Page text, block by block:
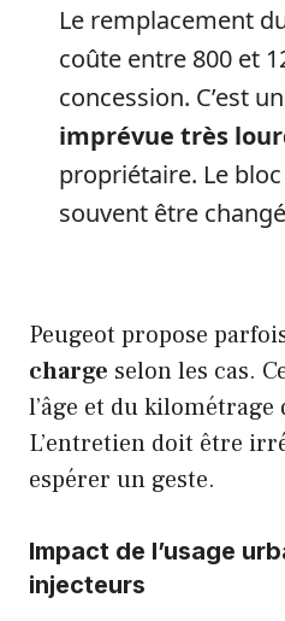
Le remplacement
coûte entre 800 et
concession. C’est
imprévue très
propriétaire. Le
souvent être
Peugeot propose
charge selon les cas.
l’âge et du kilométrage
L’entretien doit être
espérer un geste.
Impact de l’usage
injecteurs